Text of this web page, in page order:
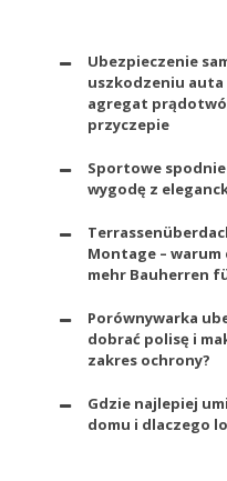
Ubezpieczenie
uszkodzeniu
agregat
przyczepie
Sportowe spodnie
wygodę z
Montage –
mehr Bauherren
Porównywarka
dobrać polisę i
zakres ochrony?
Gdzie najlepiej
domu i dlaczego